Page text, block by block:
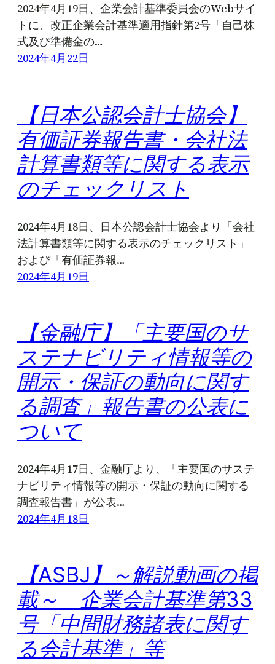
2024年4月19日、企業会計基準委員会のWebサイ
トに、改正企業会計基準適用指針第2号「自己株
式及び準備金の…
2024年4月22日
【日本公認会計士協会】
有価証券報告書・会社法
計算書類等に関する表示
のチェックリスト
2024年4月18日、日本公認会計士協会より「会社
法計算書類等に関する表示のチェックリスト」
および「有価証券報…
2024年4月19日
【金融庁】「主要国のサ
ステナビリティ情報等の
開示・保証の動向に関す
る調査」報告書の公表に
ついて
2024年4月17日、金融庁より、「主要国のサステ
ナビリティ情報等の開示・保証の動向に関する
調査報告書」が公表…
2024年4月18日
【ASBJ】～解説動画の掲
載～ 企業会計基準第33
号「中間財務諸表に関す
る会計基準」等